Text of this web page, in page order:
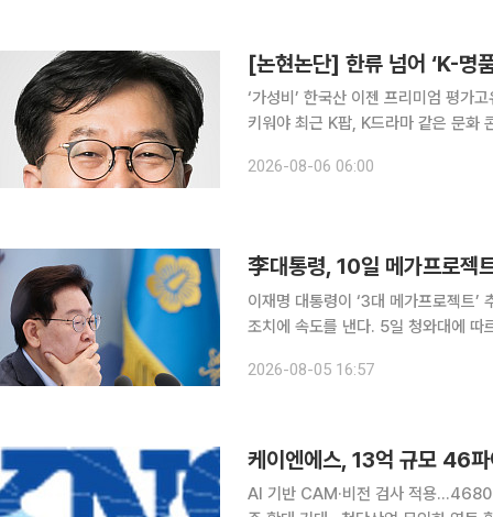
[논현논단] 한류 넘어 ‘K-명
‘가성비’ 한국산 이젠 프리미엄 평가
키워야 최근 K팝, K드라마 같은 문화 콘텐츠부터 반도체, 조선, 방산, 화장품 등 제조업에 이르기까
산’이라는 표기가 단순한 가성비를
2026-08-06 06:00
李대통령, 10일 메가프로젝
이재명 대통령이 ‘3대 메가프로젝트
조치에 속도를 낸다. 5일 청와대에 따르면 이 대통령은 오는 10일 청와대에서 제2차 메가프로젝트
2026-08-05 16:57
케이엔에스, 13억 규모 46
AI 기반 CAM·비전 검사 적용…4680